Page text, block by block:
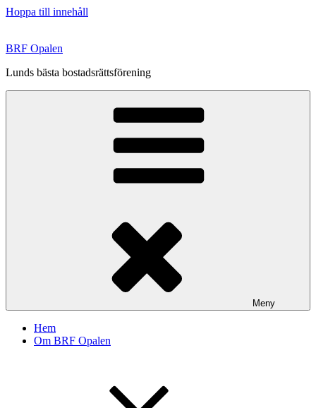
Hoppa till innehåll
BRF Opalen
Lunds bästa bostadsrättsförening
Meny
Hem
Om BRF Opalen